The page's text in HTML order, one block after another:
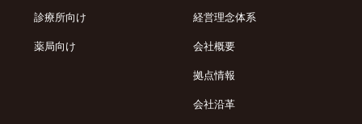
診療所向け
薬局向け
経営理念体系
会社概要
拠点情報
会社沿革